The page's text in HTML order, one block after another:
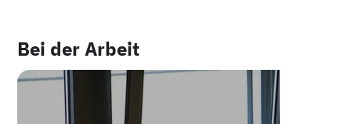
uneindeutig.
Lerne, wie du die Eindeutigkeit deiner
Kommunikation erhöhst.
Wie du „das Kommunikationsschnitzel klein
Bei der Arbeit